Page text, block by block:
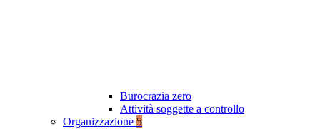
Burocrazia zero
Attività soggette a controllo
Organizzazione 5